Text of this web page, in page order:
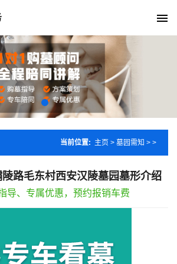
当前位置: 主页 > 墓园需知 > >
路毛东村西安汉陵墓园墓形介绍
导、专属优惠，预约报销车费